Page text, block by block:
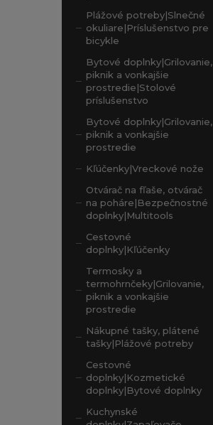
Plážové potreby|Slnečné
okuliare|Príslušenstvo pre
bicykle
Bytové doplnky|Grilovanie,
piknik a vonkajšie
prostredie|Stolové
príslušenstvo
Bytové doplnky|Grilovanie,
piknik a vonkajšie
prostredie
Kľúčenky|Vreckové nože
Otvárač na fľaše, otvárač
na poháre|Bezpečnostné
doplnky|Multitools
Cestovné
doplnky|Kľúčenky
Termosky a
termohrnčeky|Grilovanie,
piknik a vonkajšie
prostredie
Nákupné tašky, plátené
tašky|Plážové potreby
Cestovné
doplnky|Kozmetické
doplnky|Bytové doplnky
Kuchynské